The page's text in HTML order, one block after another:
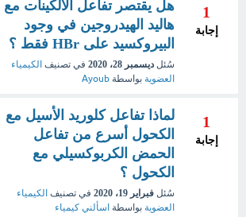
1
إجابة
هل يقتصر تفاعل الالكينات مع
هاليد الهيدروجين في وجود
البيروكسيد على HBr فقط ؟
سُئل ديسمبر 28، 2020 في تصنيف الكيمياء
العضوية بواسطة Ayoub
1
إجابة
لماذا تفاعل كلوريد الأسيل مع
الكحول أسرع من تفاعل
الحمض الكربوكسيلي مع
الكحول ؟
سُئل فبراير 19، 2020 في تصنيف الكيمياء
العضوية بواسطة اسألني كيمياء